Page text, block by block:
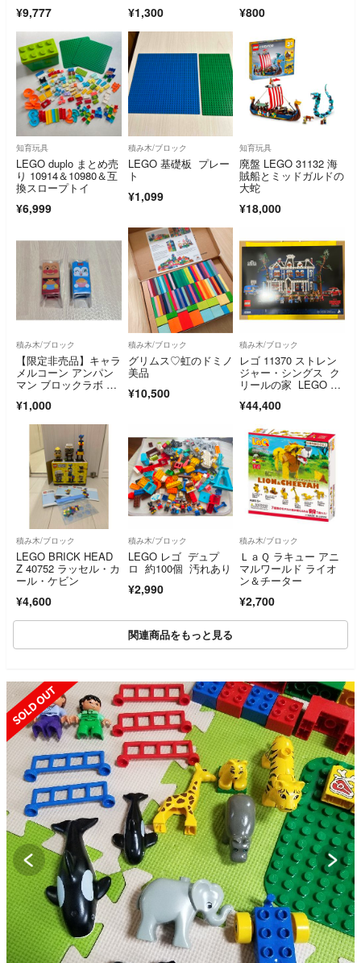
¥9,777 ¥1,300 ¥800
知育玩具
LEGO duplo まとめ売
り 10914＆10980＆互
換スロープトイ
¥6,999
積み木/ブロック
LEGO 基礎板 プレー
ト
¥1,099
知育玩具
廃盤 LEGO 31132 海
賊船とミッドガルドの
大蛇
¥18,000
積み木/ブロック
【限定非売品】キャラ
メルコーン アンパン
マン ブロックラボ 2
¥1,000
積み木/ブロック
グリムス♡虹のドミノ
美品
¥10,500
積み木/ブロック
レゴ 11370 ストレン
ジャー・シングス ク
リールの家 LEGO 未
¥44,400
積み木/ブロック
LEGO BRICK HEAD
Z 40752 ラッセル・カ
ール・ケビン
¥4,600
積み木/ブロック
LEGO レゴ デュプ
ロ 約100個 汚れあり
¥2,990
積み木/ブロック
ＬａＱ ラキュー アニ
マルワールド ライオ
ン＆チーター
¥2,700
関連商品をもっと見る
SOLD OUT